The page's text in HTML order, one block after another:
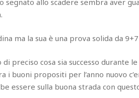
ma la sua è una prova solida da
di preciso cosa sia successo durante
i buoni propositi per l’anno nuovo
essere sulla buona strada con